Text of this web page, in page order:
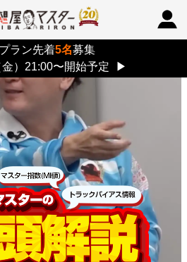
ラン先着5名募集
）21:00〜開始予定
▶